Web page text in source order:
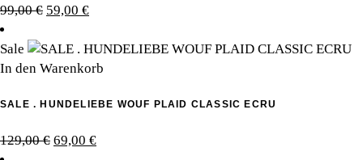
99,00€ Ursprünglicher
war:
99,00 €
59,00 €Aktueller
ist:
59,00 €.
Sale
In den Warenkorb
SALE . HUNDELIEBE WOUF PLAID CLASSIC ECRU
129,00€ Ursprünglicher
69,00 €Aktueller